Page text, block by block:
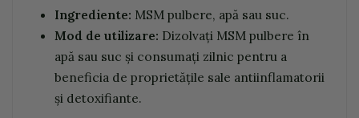
Ingrediente: MSM pulbere, apă sau suc.
Mod de utilizare: Dizolvați MSM pulbere în
apă sau suc și consumați zilnic pentru a
beneficia de proprietățile sale antiinflamatorii
și detoxifiante.